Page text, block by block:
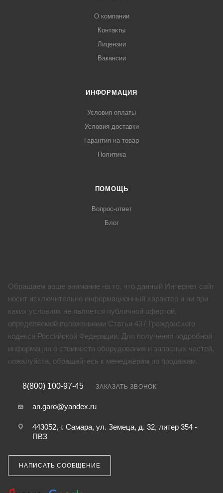
О компании
Контакты
Лицензии
Вакансии
ИНФОРМАЦИЯ
Условия оплаты
Условия доставки
Гарантия на товар
Политика
ПОМОЩЬ
Вопрос-ответ
Блог
Обращаем ваше внимание на то, что данный Интернет сайт
носит исключительно информационный характер и ни при
каких условиях не является публичной офертой,
определяемой положениями Статьи 437 Гражданского
кодекса Российской Федерации. Для получения подробной
информации о стоимости оборудования и запасных частей,
пожалуйста, обращайтесь к менеджерам по продажам.
8(800) 100-97-45 ЗАКАЗАТЬ ЗВОНОК
an.garo@yandex.ru
443052, г. Самара, ул. Земеца, д. 32, литер 354 -
ПВЗ
НАПИСАТЬ СООБЩЕНИЕ